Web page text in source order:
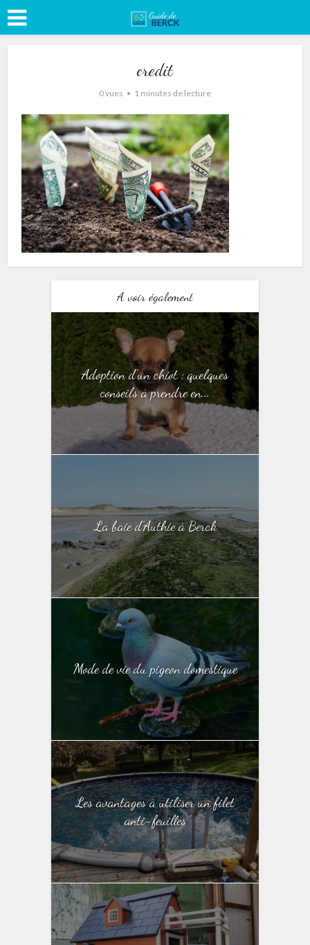
credit
0 vues 1 minutes de lecture
A voir également
Adoption d’un chiot : quelques
conseils à prendre en...
La baie d’Authie à Berck
Mode de vie du pigeon domestique
Les avantages à utiliser un filet
anti-feuilles